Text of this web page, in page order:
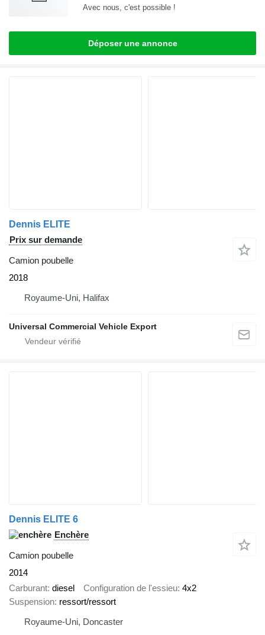
Avec nous, c'est possible !
Déposer une annonce
Dennis ELITE
Prix sur demande
Camion poubelle
2018
Royaume-Uni, Halifax
Universal Commercial Vehicle Export
Dennis ELITE 6
Enchère
Camion poubelle
2014
Carburant diesel Configuration de l'essieu 4x2
Suspension ressort/ressort
Royaume-Uni, Doncaster